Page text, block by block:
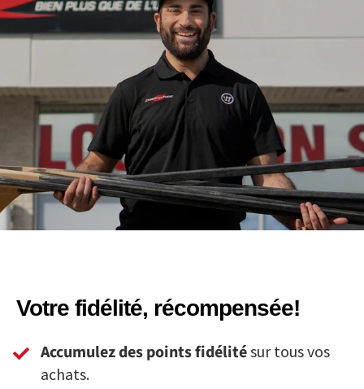
Votre fidélité, récompensée!
Accumulez des points fidélitésur tous vos
achats.